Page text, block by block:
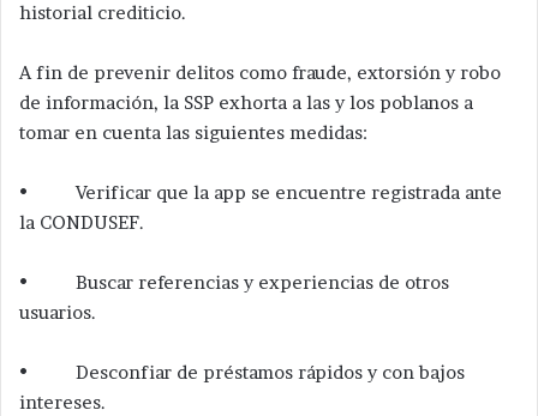
historial crediticio.
A fin de prevenir delitos como fraude, extorsión y robo
de información, la SSP exhorta a las y los poblanos a
tomar en cuenta las siguientes medidas:
• Verificar que la app se encuentre registrada ante
la CONDUSEF.
• Buscar referencias y experiencias de otros
usuarios.
• Desconfiar de préstamos rápidos y con bajos
intereses.